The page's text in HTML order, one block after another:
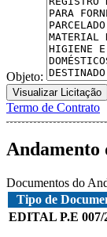
Objeto:
Visualizar Licitação
Termo de Contrato
Andamento
Documentos do
Tipo de
EDITAL P.E 007/